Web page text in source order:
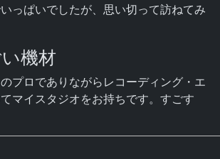
っぱいでしたが、思い切って訪ねてみ
機材
プロでありながらレコーディング・エ
マイスタジオをお持ちです。すごす